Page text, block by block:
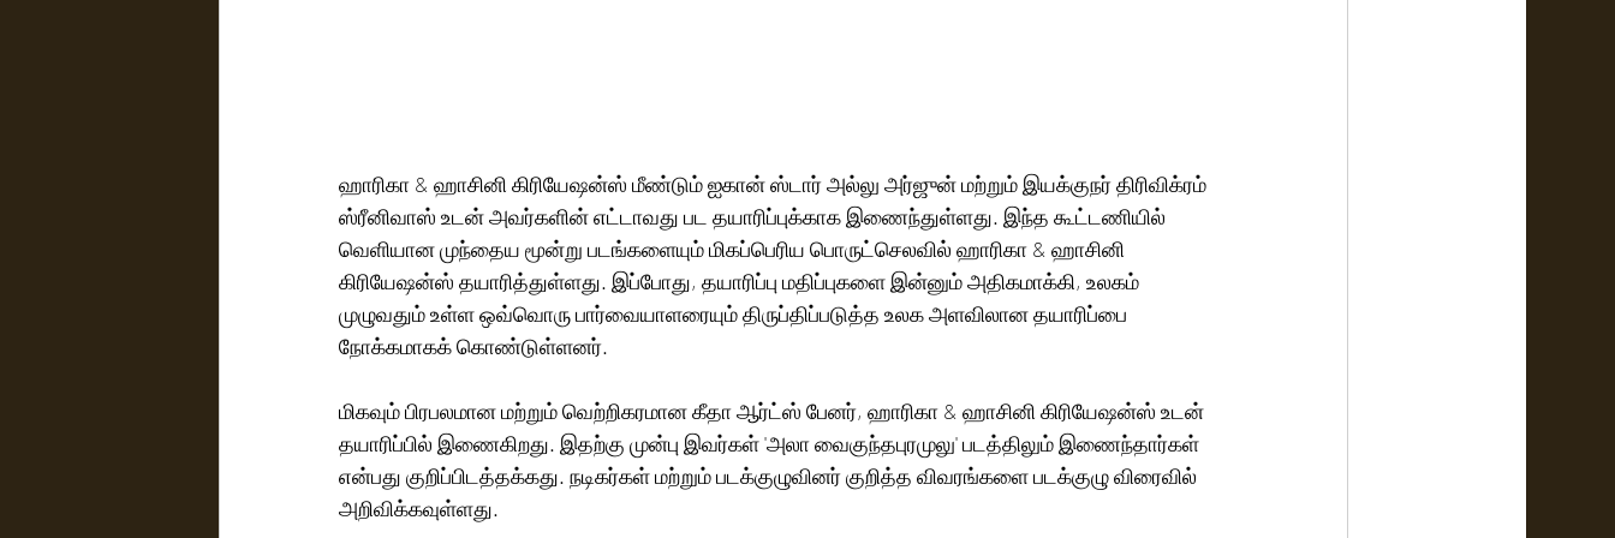
ஹாரிகா & ஹாசினி கிரியேஷன்ஸ் மீண்டும் ஐகான் ஸ்டார் அல்லு அர்ஜுன் மற்றும் இயக்குநர் திரிவிக்ரம்
ஸ்ரீனிவாஸ் உடன் அவர்களின் எட்டாவது பட தயாரிப்புக்காக இணைந்துள்ளது. இந்த கூட்டணியில்
வெளியான முந்தைய மூன்று படங்களையும் மிகப்பெரிய பொருட்செலவில் ஹாரிகா & ஹாசினி
கிரியேஷன்ஸ் தயாரித்துள்ளது. இப்போது, ​​தயாரிப்பு மதிப்புகளை இன்னும் அதிகமாக்கி, உலகம்
முழுவதும் உள்ள ஒவ்வொரு பார்வையாளரையும் திருப்திப்படுத்த உலக அளவிலான தயாரிப்பை
நோக்கமாகக் கொண்டுள்ளனர்.
மிகவும் பிரபலமான மற்றும் வெற்றிகரமான கீதா ஆர்ட்ஸ் பேனர், ஹாரிகா & ஹாசினி கிரியேஷன்ஸ் உடன்
தயாரிப்பில் இணைகிறது. இதற்கு முன்பு இவர்கள் 'அலா வைகுந்தபுரமுலு' படத்திலும் இணைந்தார்கள்
என்பது குறிப்பிடத்தக்கது. நடிகர்கள் மற்றும் படக்குழுவினர் குறித்த விவரங்களை படக்குழு விரைவில்
அறிவிக்கவுள்ளது.